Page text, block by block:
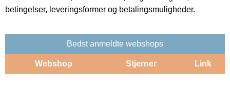
betingelser, leveringsformer og betalingsmuligheder.
Bedst anmeldte webshops
Webshop Stjerner Link